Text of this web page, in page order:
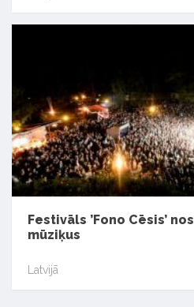
Festivāls ’Fono Cēsis’
mūziķus
Latvijā